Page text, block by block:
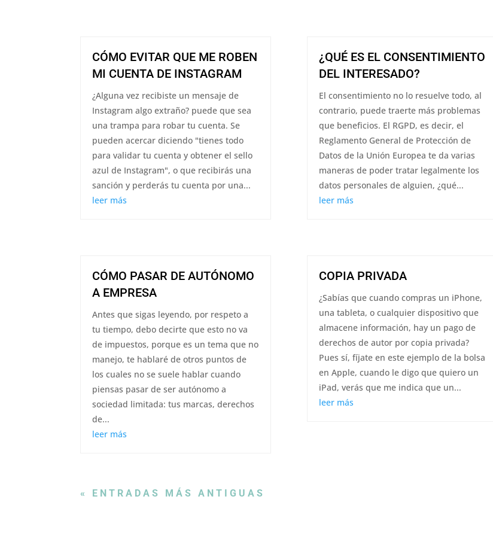
CÓMO EVITAR QUE ME ROBEN
MI CUENTA DE INSTAGRAM
¿Alguna vez recibiste un mensaje de
Instagram algo extraño? puede que sea
una trampa para robar tu cuenta. Se
pueden acercar diciendo "tienes todo
para validar tu cuenta y obtener el sello
azul de Instagram", o que recibirás una
sanción y perderás tu cuenta por una...
leer más
CÓMO PASAR DE AUTÓNOMO
A EMPRESA
Antes que sigas leyendo, por respeto a
tu tiempo, debo decirte que esto no va
de impuestos, porque es un tema que no
manejo, te hablaré de otros puntos de
los cuales no se suele hablar cuando
piensas pasar de ser autónomo a
sociedad limitada: tus marcas, derechos
de...
leer más
¿QUÉ ES EL CONSENTIMIENTO
DEL INTERESADO?
El consentimiento no lo resuelve todo, al
contrario, puede traerte más problemas
que beneficios. El RGPD, es decir, el
Reglamento General de Protección de
Datos de la Unión Europea te da varias
maneras de poder tratar legalmente los
datos personales de alguien, ¿qué...
leer más
COPIA PRIVADA
¿Sabías que cuando compras un iPhone,
una tableta, o cualquier dispositivo que
almacene información, hay un pago de
derechos de autor por copia privada?
Pues sí, fíjate en este ejemplo de la bolsa
en Apple, cuando le digo que quiero un
iPad, verás que me indica que un...
leer más
« ENTRADAS MÁS ANTIGUAS